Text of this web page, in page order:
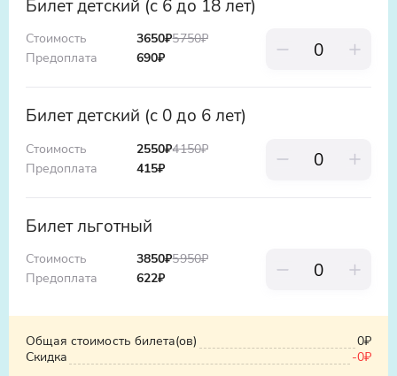
Билет детский (с 6 до 18 лет)
Стоимость
Предоплата
3650₽5750₽
690₽
Билет детский (с 0 до 6 лет)
Стоимость
Предоплата
2550₽4150₽
415₽
Билет льготный
Стоимость
Предоплата
3850₽5950₽
622₽
Общая стоимость билета(ов)
0₽
Скидка
-0₽